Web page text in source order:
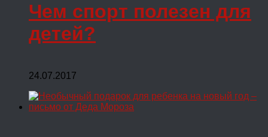
Чем спорт полезен для
детей?
24.07.2017